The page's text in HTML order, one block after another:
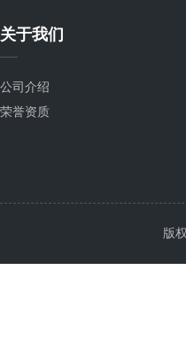
关于我们
公司介绍
荣誉资质
版